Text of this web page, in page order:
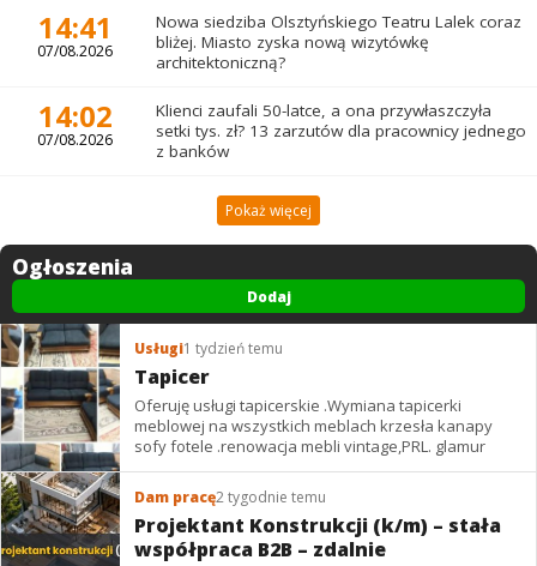
14:41
07/08.2026
Nowa siedziba Olsztyńskiego Teatru Lalek coraz
bliżej. Miasto zyska nową wizytówkę
architektoniczną?
14:02
07/08.2026
Klienci zaufali 50-latce, a ona przywłaszczyła
setki tys. zł? 13 zarzutów dla pracownicy jednego
z banków
Pokaż więcej
Ogłoszenia
Dodaj
Usługi1 tydzień temu
Tapicer
Oferuję usługi tapicerskie .Wymiana tapicerki
meblowej na wszystkich meblach krzesła kanapy
sofy fotele .renowacja mebli vintage,PRL. glamur
Dam pracę2 tygodnie temu
Projektant Konstrukcji (k/m) – stała
współpraca B2B – zdalnie